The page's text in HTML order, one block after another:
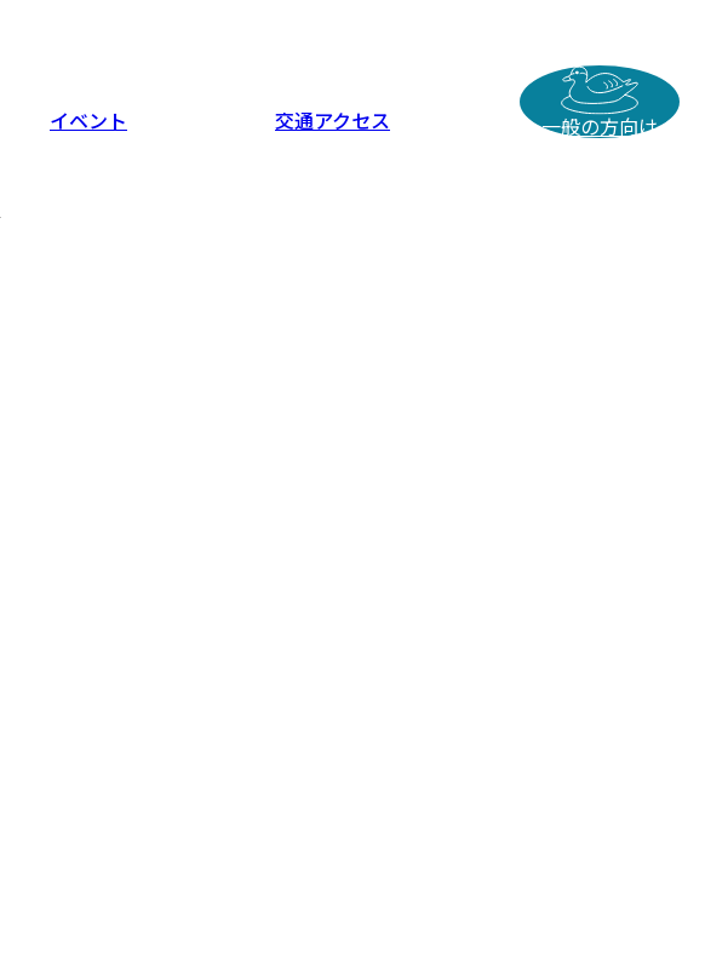
イベント 交通アクセス 一般の方向け